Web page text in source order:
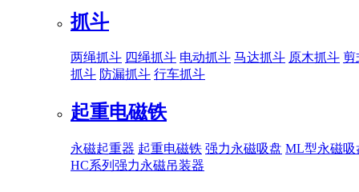
抓斗
两绳抓斗 四绳抓斗 电动抓斗 马达抓斗 原木抓斗 剪
抓斗 防漏抓斗 行车抓斗
起重电磁铁
永磁起重器 起重电磁铁 强力永磁吸盘 ML型永磁吸
HC系列强力永磁吊装器